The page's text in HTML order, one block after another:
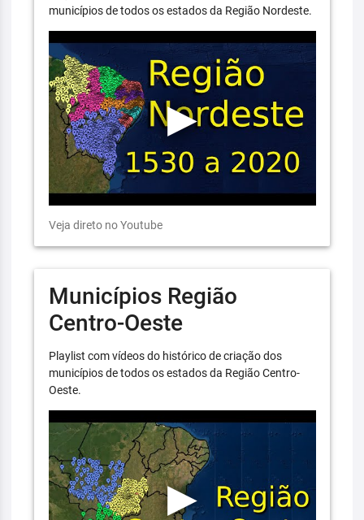
municípios de todos os estados da Região Nordeste.
Veja direto no Youtube
Municípios Região
Centro-Oeste
Playlist com vídeos do histórico de criação dos
municípios de todos os estados da Região Centro-
Oeste.